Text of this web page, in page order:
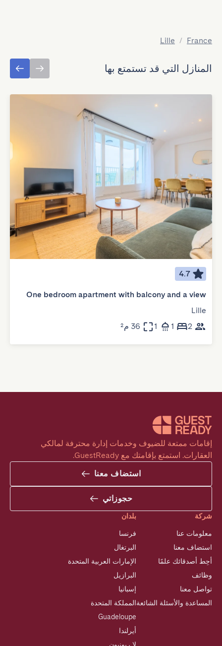
France
/
Lille
المنازل التي قد تستمتع بها
4.7
One bedroom apartment with balcony and a view
Lille
2
1
1 36 م²
العقارات. استمتع بإقامتك مع GuestReady.
استضاف معنا
حجوزاتي
شركة
معلومات عنا
استضاف معنا
أحِط أصدقائك علمًا
وظائف
تواصل معنا
المساعدة والأسئلة الشائعة
بلدان
فرنسا
البرتغال
الإمارات العربية المتحدة
البرازيل
إسبانيا
المملكة المتحدة
Guadeloupe
أيرلندا